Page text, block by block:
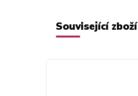
Související zboží